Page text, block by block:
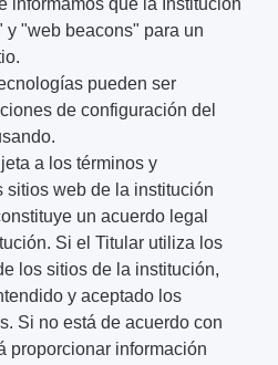
informamos que la Institución
"web beacons" para un
pueden ser
de configuración del
a los términos y
web de la institución
un acuerdo legal
Si el Titular utiliza los
los sitios de la institución,
y aceptado los
Si no está de acuerdo con
proporcionar información